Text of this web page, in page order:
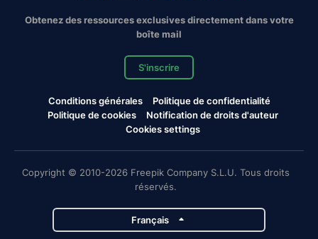
Obtenez des ressources exclusives directement dans votre
boîte mail
S'inscrire
Conditions générales
Politique de confidentialité
Politique de cookies
Notification de droits d'auteur
Cookies settings
Copyright © 2010-2026 Freepik Company S.L.U. Tous droits
réservés.
Français